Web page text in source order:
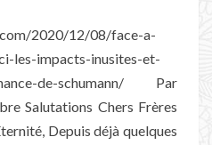
PAR
LA
RÉSONANCE
DE
SCHUMANN…
2020/12/08/face-a-
les-impacts-inusites-et-
de-schumann/ Par
Salutations Chers Frères
Depuis déjà quelques